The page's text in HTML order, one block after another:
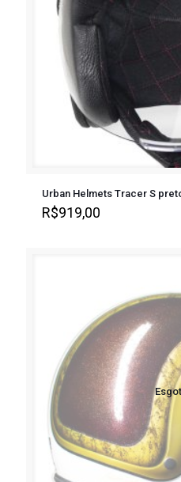
Urban Helmets Tracer S
R$919,00